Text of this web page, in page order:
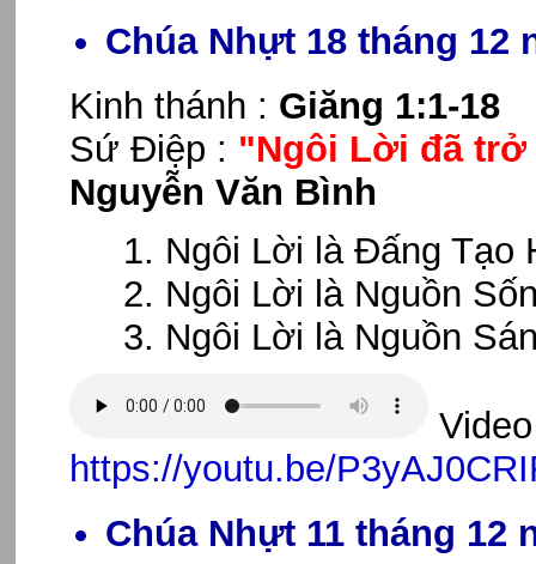
Chúa Nhựt 18 tháng 12
Kinh thánh : Giăng 1:1-18
Sứ Điệp : "Ngôi Lời đã trở
Nguyễn Văn Bình
Ngôi Lời là Đấng Tạo
Ngôi Lời là Nguồn
Ngôi Lời là Nguồn
https://youtu.be/
Chúa Nhựt 11 tháng 12